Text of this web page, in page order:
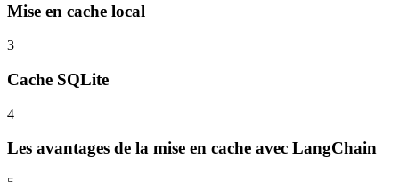
Mise en cache local
3
Cache SQLite
4
Les avantages de la mise en cache avec LangChain